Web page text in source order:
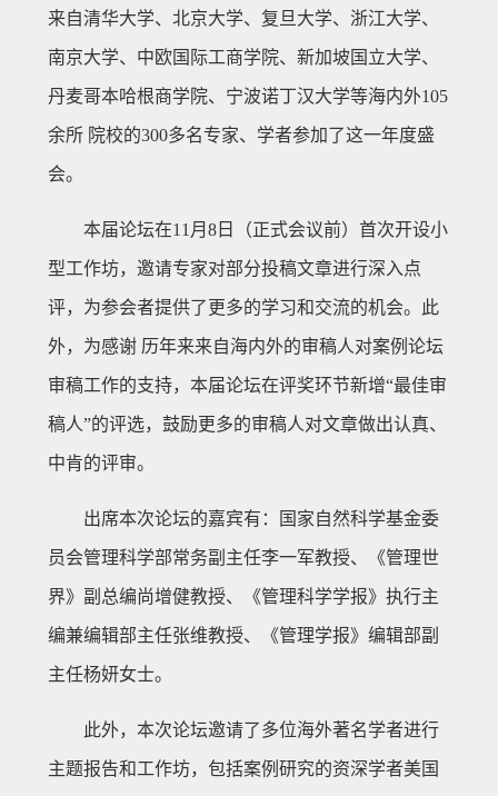
来自清华大学、北京大学、复旦大学、浙江大学、
南京大学、中欧国际工商学院、新加坡国立大学、
丹麦哥本哈根商学院、宁波诺丁汉大学等海内外105
余所 院校的300多名专家、学者参加了这一年度盛
会。
本届论坛在11月8日（正式会议前）首次开设小
型工作坊，邀请专家对部分投稿文章进行深入点
评，为参会者提供了更多的学习和交流的机会。此
外，为感谢 历年来来自海内外的审稿人对案例论坛
审稿工作的支持，本届论坛在评奖环节新增“最佳审
稿人”的评选，鼓励更多的审稿人对文章做出认真、
中肯的评审。
出席本次论坛的嘉宾有：国家自然科学基金委
员会管理科学部常务副主任李一军教授、《管理世
界》副总编尚增健教授、《管理科学学报》执行主
编兼编辑部主任张维教授、《管理学报》编辑部副
主任杨妍女士。
此外，本次论坛邀请了多位海外著名学者进行
主题报告和工作坊，包括案例研究的资深学者美国